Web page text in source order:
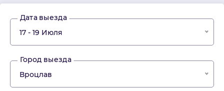
17 - 19 Июля
Дата выезда
Вроцлав
Город выезда